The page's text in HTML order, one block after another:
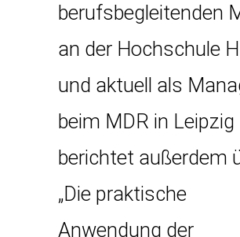
berufsbegleitenden
an der Hochschule
und aktuell als
beim MDR in
berichtet außerdem
„Die praktische
Anwendung der